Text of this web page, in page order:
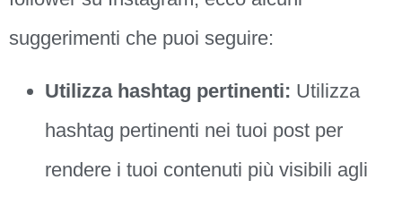
suggerimenti che puoi seguire:
Utilizza hashtag pertinenti: Utilizza
hashtag pertinenti nei tuoi post per
rendere i tuoi contenuti più visibili agli